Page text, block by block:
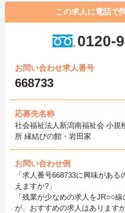
この求人に電話で
0120-
お問い合わせ求人番号
668733
応募先名称
社会福祉法人新潟南福祉会 小規
所 縁結びの館・岩田家
お問い合わせ例
「求人番号668733に興味があ
えますか?」
「残業が少なめの求人をJR○○
が、おすすめの求人はありますか